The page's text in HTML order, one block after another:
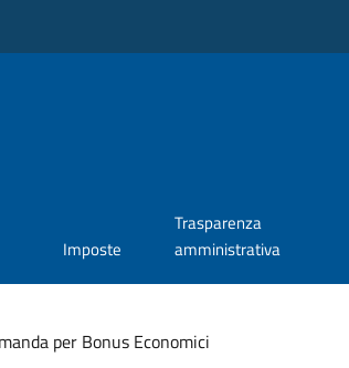
Imposte
Trasparenza
amministrativa
per Bonus Economici